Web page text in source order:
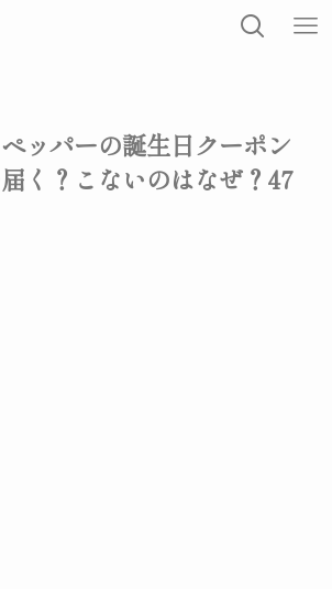
ッパーの誕生日クーポン
く？こないのはなぜ？47